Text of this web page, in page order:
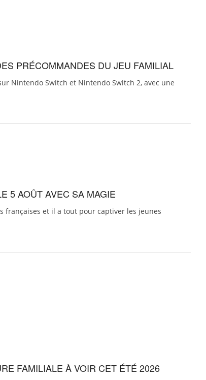
PRÉCOMMANDES DU JEU FAMILIAL
Nintendo Switch et Nintendo Switch 2, avec une
5 AOÛT AVEC SA MAGIE
françaises et il a tout pour captiver les jeunes
FAMILIALE À VOIR CET ÉTÉ 2026